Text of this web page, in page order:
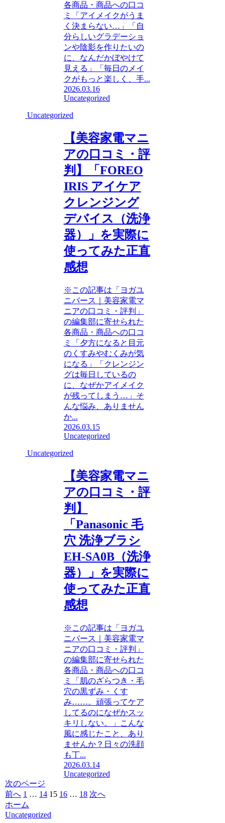
各商品・商品への口コ
ミ「アイメイクがうま
く決まらない…」「自
分らしいグラデーショ
ンや陰影を作りたいの
に、なんだかぼやけて
見える」「毎日のメイ
クがもっと楽しく、手...
2026.03.16
Uncategorized
Uncategorized
【美容家電マニ
アの口コミ・評
判】「FOREO
IRIS アイケア
クレンジング
デバイス（洗浄
器）」を実際に
使ってみた正直
感想
※この記事は「ヨガユ
ニバース｜美容家電マ
ニアの口コミ・評判」
の編集部に寄せられた
各商品・商品への口コ
ミ「夕方になると目元
のくすみやむくみが気
になる」「クレンジン
グは毎日しているの
に、なぜかアイメイク
が残ってしまう…」そ
んな悩み、ありません
か...
2026.03.15
Uncategorized
Uncategorized
【美容家電マニ
アの口コミ・評
判】
「Panasonic 毛
穴 洗浄ブラシ
EH-SA0B（洗浄
器）」を実際に
使ってみた正直
感想
※この記事は「ヨガユ
ニバース｜美容家電マ
ニアの口コミ・評判」
の編集部に寄せられた
各商品・商品への口コ
ミ「肌のざらつき・毛
穴の黒ずみ・くす
み……。頑張ってケア
してるのになぜかスッ
キリしない。」こんな
風に感じたこと、あり
ませんか？日々の洗顔
も丁...
2026.03.14
Uncategorized
次のページ
前へ 1 … 14 15 16 … 18 次へ
ホーム
Uncategorized